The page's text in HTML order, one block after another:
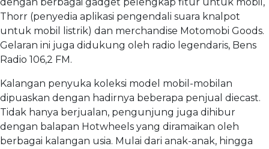
Thorr (penyedia aplikasi pengendali suara knalpot
untuk mobil listrik) dan merchandise Motomobi Goods.
Gelaran ini juga didukung oleh radio legendaris, Bens
Radio 106,2 FM.
Kalangan penyuka koleksi model mobil-mobilan
dipuaskan dengan hadirnya beberapa penjual diecast.
Tidak hanya berjualan, pengunjung juga dihibur
dengan balapan Hotwheels yang diramaikan oleh
berbagai kalangan usia. Mulai dari anak-anak, hingga